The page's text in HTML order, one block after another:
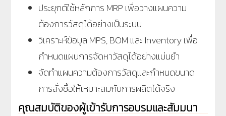
ประยุกต์ใช้หลักการ MRP เพื่อวางแผนความ
ต้องการวัสดุได้อย่างเป็นระบบ
วิเคราะห์ข้อมูล MPS, BOM และ Inventory เพื่อ
กำหนดแผนการจัดหาวัสดุได้อย่างแม่นยำ
จัดทำแผนความต้องการวัสดุและกำหนดขนาด
การสั่งซื้อให้เหมาะสมกับการผลิตได้จริง
คุณสมบัติของผู้เข้ารับการอบรมและสัมมนา